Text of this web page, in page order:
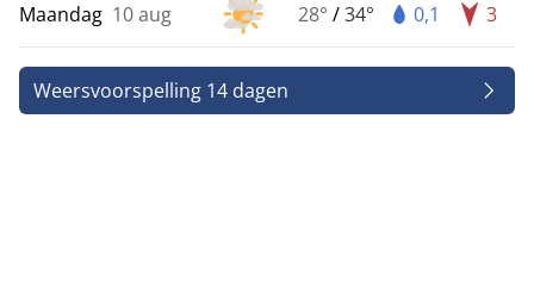
Maandag 10 aug 28° /34° 0,1 3
Weersvoorspelling 14 dagen